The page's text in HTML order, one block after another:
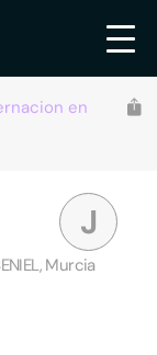
en
J
Murcia